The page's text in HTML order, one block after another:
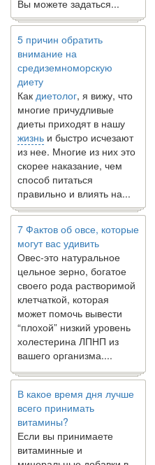
5 причин обратить
внимание на
средиземноморскую
диету
Какдиетолог
многие причудливые
диеты приходят в нашу
жизньи быстро исчезают
из нее. Многие из них это
скорее наказание, чем
способ питаться
правильно и влиять на...
7 Фактов об овсе, которые
могут вас удивить
Овес-это натуральное
цельное зерно, богатое
своего рода растворимой
клетчаткой, которая
может помочь вывести
“плохой” низкий уровень
холестерина ЛПНП из
вашего организма....
В какое время дня лучше
всего принимать
витамины?
Если вы принимаете
витаминные и
минеральные добавки в